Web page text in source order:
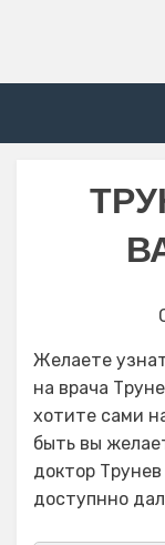
Желаете
на врача
хотите сами
быть вы
доктор
доступнно